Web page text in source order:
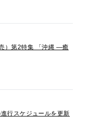
）第2特集 「沖縄 ―癒
行スケジュールを更新